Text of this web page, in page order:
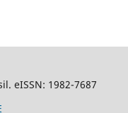
eISSN: 1982-7687